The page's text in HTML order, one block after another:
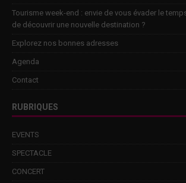
Tourisme week-end : envie de vous évader le
de découvrir une nouvelle destination ?
Explorez nos bonnes adresses
Agenda
Contact
RUBRIQUES
EVENTS
SPECTACLE
CONCERT